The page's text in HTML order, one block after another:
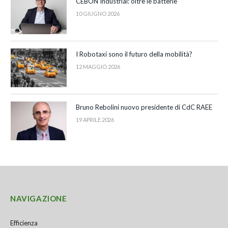
10 GIUGNO 2026
I Robotaxi sono il futuro della mobilità?
12 MAGGIO 2026
Bruno Rebolini nuovo presidente di CdC RAEE
19 APRILE 2026
NAVIGAZIONE
Efficienza